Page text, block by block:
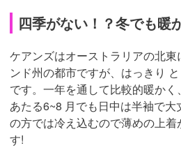
四季がない！？冬でも暖
ケアンズはオーストラリアの北
ンド州の都市ですが、はっきり
です。一年を通して比較的暖か
あたる6~8 月でも日中は半袖で
の方では冷え込むので薄めの上着
す!